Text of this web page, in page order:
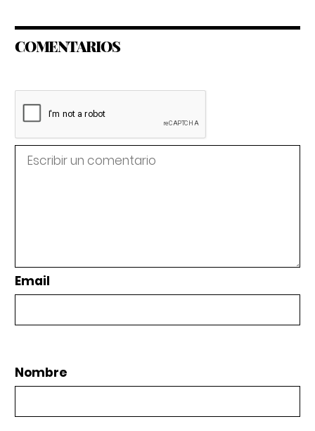
COMENTARIOS
Email
Nombre